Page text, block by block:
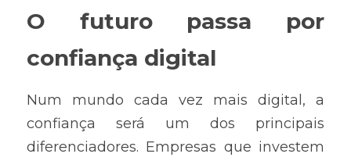
O futuro passa por
confiança digital
Num mundo cada vez mais digital, a
confiança será um dos principais
diferenciadores. Empresas que investem